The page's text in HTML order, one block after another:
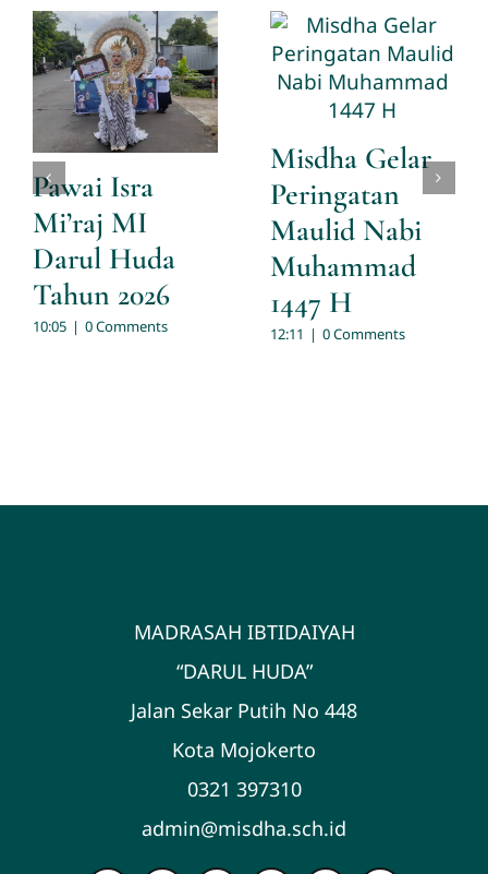
Pawai Isra
Mi’raj MI
Darul Huda
Tahun 2026
10:05 | 0 Comments
Misdha Gelar
Peringatan
Maulid Nabi
Muhammad
1447 H
12:11 | 0 Comments
MADRASAH IBTIDAIYAH
“DARUL HUDA”
Jalan Sekar Putih No 448
Kota Mojokerto
0321 397310
admin@misdha.sch.id